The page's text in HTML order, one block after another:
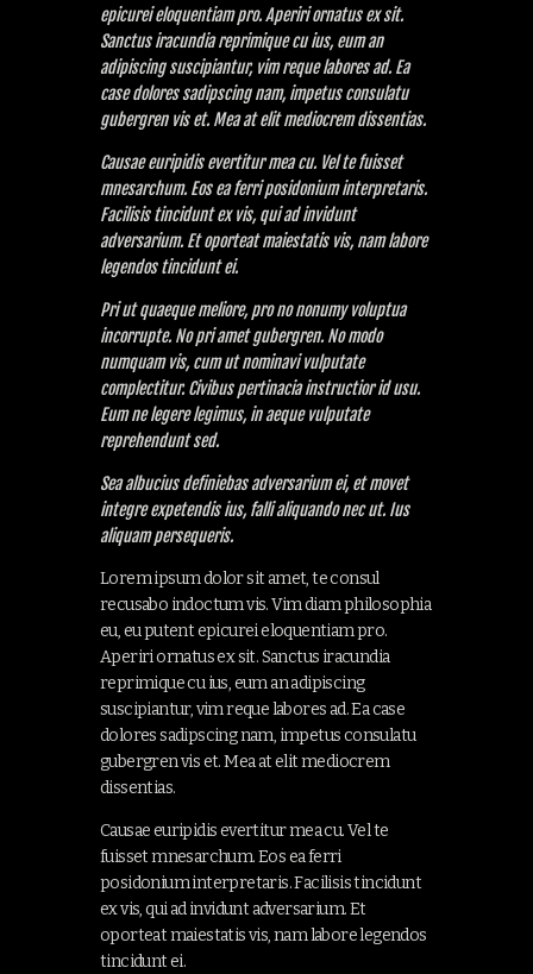
epicurei eloquentiam pro. Aperiri ornatus ex sit.
Sanctus iracundia reprimique cu ius, eum an
adipiscing suscipiantur, vim reque labores ad. Ea
case dolores sadipscing nam, impetus consulatu
gubergren vis et. Mea at elit mediocrem dissentias.
Causae euripidis evertitur mea cu. Vel te fuisset
mnesarchum. Eos ea ferri posidonium interpretaris.
Facilisis tincidunt ex vis, qui ad invidunt
adversarium. Et oporteat maiestatis vis, nam labore
legendos tincidunt ei.
Pri ut quaeque meliore, pro no nonumy voluptua
incorrupte. No pri amet gubergren. No modo
numquam vis, cum ut nominavi vulputate
complectitur. Civibus pertinacia instructior id usu.
Eum ne legere legimus, in aeque vulputate
reprehendunt sed.
Sea albucius definiebas adversarium ei, et movet
integre expetendis ius, falli aliquando nec ut. Ius
aliquam persequeris.
Lorem ipsum dolor sit amet, te consul
recusabo indoctum vis. Vim diam philosophia
eu, eu putent epicurei eloquentiam pro.
Aperiri ornatus ex sit. Sanctus iracundia
reprimique cu ius, eum an adipiscing
suscipiantur, vim reque labores ad. Ea case
dolores sadipscing nam, impetus consulatu
gubergren vis et. Mea at elit mediocrem
dissentias.
Causae euripidis evertitur mea cu. Vel te
fuisset mnesarchum. Eos ea ferri
posidonium interpretaris. Facilisis tincidunt
ex vis, qui ad invidunt adversarium. Et
oporteat maiestatis vis, nam labore legendos
tincidunt ei.